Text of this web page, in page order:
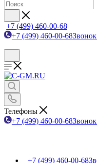
+7 (499) 460-00-68
+7 (499) 460-00-68
Телефоны
+7 (499) 460-00-68
+7 (499) 460-00-68